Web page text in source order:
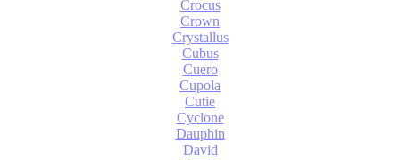
Crocus
Crown
Crystallus
Cubus
Cuero
Cupola
Cutie
Cyclone
Dauphin
David